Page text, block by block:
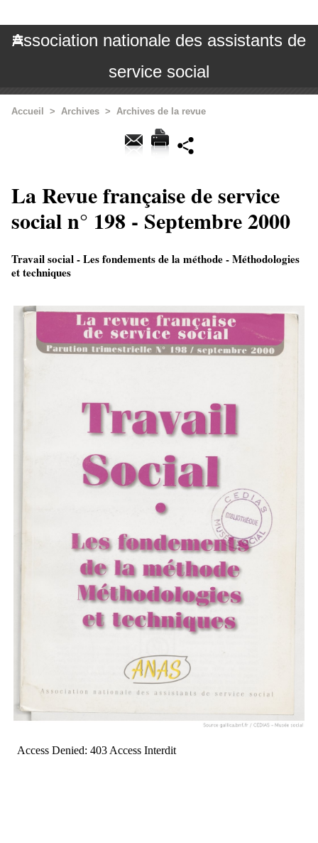
Association nationale des assistants de
service social
Accueil > Archives > Archives de la revue
La Revue française de service
social n° 198 - Septembre 2000
Travail social - Les fondements de la méthode - Méthodologies
et techniques